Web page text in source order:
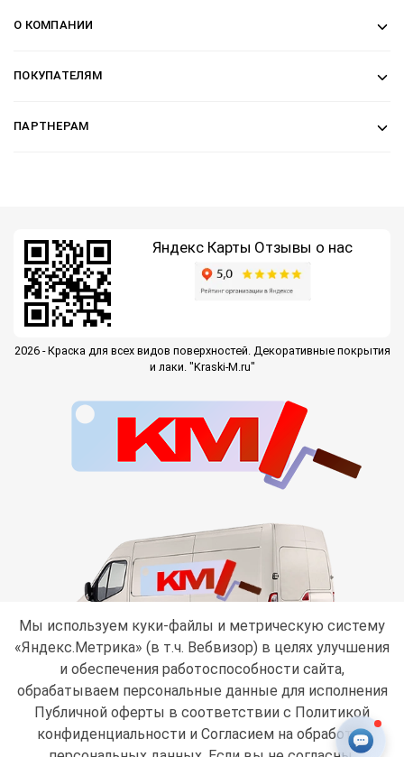
О КОМПАНИИ
ПОКУПАТЕЛЯМ
ПАРТНЕРАМ
Яндекс Карты Отзывы о нас
2026 - Краска для всех видов поверхностей. Декоративные покрытия
и лаки. "Kraski-M.ru"
Мы используем куки-файлы и метрическую систему
«Яндекс.Метрика» (в т.ч. Вебвизор) в целях улучшения
и обеспечения работоспособности сайта,
обрабатываем персональные данные для исполнения
Публичной оферты в соответствии с Политикой
конфиденциальностии Согласием на обработку